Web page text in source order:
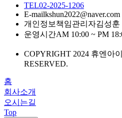
TEL02-2025-1206
E-mailkshun2022@naver.com
개인정보책임관리자김성훈
운영시간AM 10:00 ~ PM
COPYRIGHT 2024 휴엔아
RESERVED.
홈
회사소개
오시는길
Top